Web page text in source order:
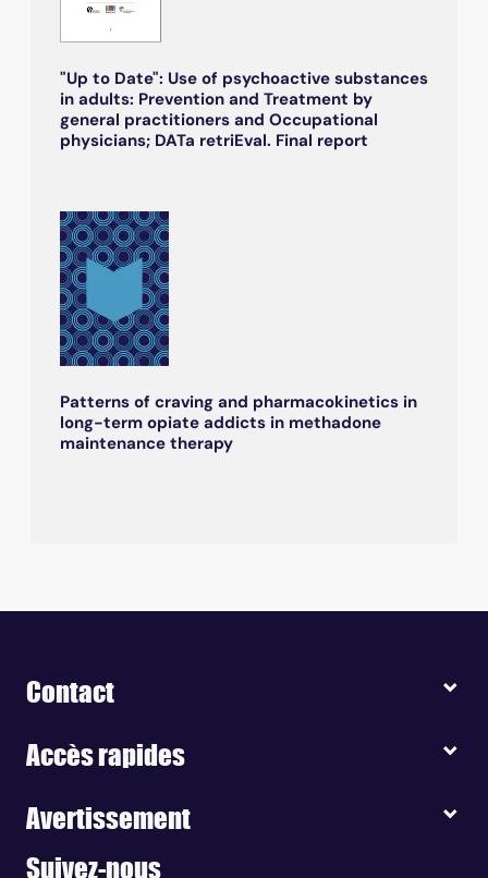
"Up to Date": Use of psychoactive substances
in adults: Prevention and Treatment by
general practitioners and Occupational
physicians; DATa retriEval. Final report
Patterns of craving and pharmacokinetics in
long-term opiate addicts in methadone
maintenance therapy
Contact
Accès rapides
Avertissement
Suivez-nous